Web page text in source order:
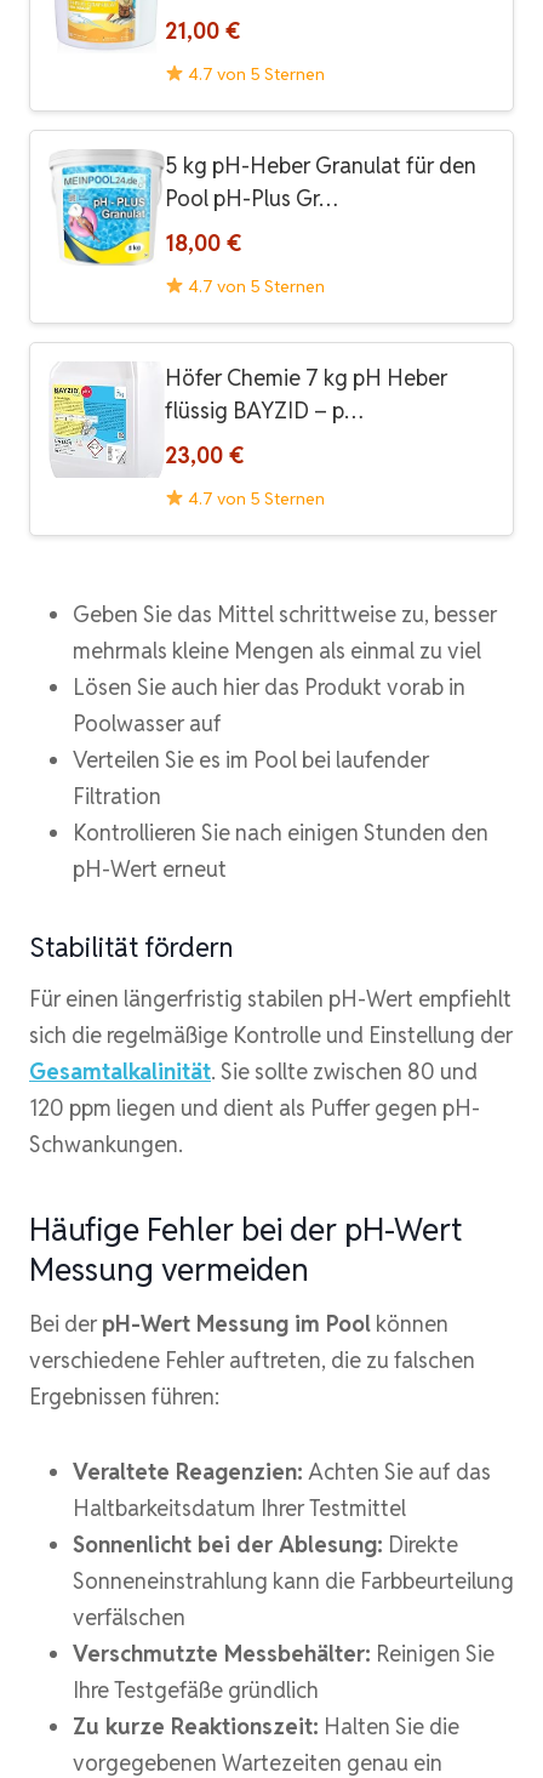
21,00 €
4.7 von 5 Sternen
5 kg pH-Heber Granulat für den
Pool pH-Plus Gr…
18,00 €
4.7 von 5 Sternen
Höfer Chemie 7 kg pH Heber
flüssig BAYZID – p…
23,00 €
4.7 von 5 Sternen
Geben Sie das Mittel schrittweise zu, besser
mehrmals kleine Mengen als einmal zu viel
Lösen Sie auch hier das Produkt vorab in
Poolwasser auf
Verteilen Sie es im Pool bei laufender
Filtration
Kontrollieren Sie nach einigen Stunden den
pH-Wert erneut
Stabilität fördern
Für einen längerfristig stabilen pH-Wert empfiehlt
sich die regelmäßige Kontrolle und Einstellung der
Gesamtalkalinität. Sie sollte zwischen 80 und
120 ppm liegen und dient als Puffer gegen pH-
Schwankungen.
Häufige Fehler bei der pH-Wert
Messung vermeiden
Bei derpH-Wert Messung im Pool können
verschiedene Fehler auftreten, die zu falschen
Ergebnissen führen:
Veraltete Reagenzien: Achten Sie auf das
Haltbarkeitsdatum Ihrer Testmittel
Sonnenlicht bei der Ablesung: Direkte
Sonneneinstrahlung kann die Farbbeurteilung
verfälschen
Verschmutzte Messbehälter: Reinigen Sie
Ihre Testgefäße gründlich
Zu kurze Reaktionszeit: Halten Sie die
vorgegebenen Wartezeiten genau ein